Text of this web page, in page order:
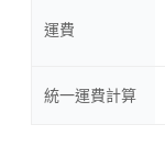
運費
統一運費計算